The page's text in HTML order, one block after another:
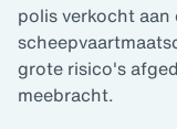
polis verkocht
grote risico's
meebracht.